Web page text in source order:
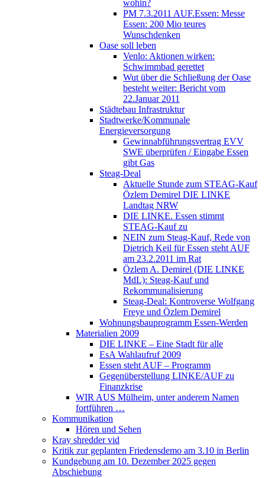
wohin?
PM 7.3.2011 AUF.Essen: Messe
Essen: 200 Mio teures
Wunschdenken
Oase soll leben
Venlo: Aktionen wirken:
Schwimmbad gerettet
Wut über die Schließung der Oase
besteht weiter: Bericht vom
22.Januar 2011
Städtebau Infrastruktur
Stadtwerke/Kommunale
Energieversorgung
Gewinnabführungsvertrag EVV
SWE überprüfen / Eingabe Essen
gibt Gas
Steag-Deal
Aktuelle Stunde zum STEAG-Kauf
Özlem Demirel DIE LINKE
Landtag NRW
DIE LINKE. Essen stimmt
STEAG-Kauf zu
NEIN zum Steag-Kauf, Rede von
Dietrich Keil für Essen steht AUF
am 23.2.2011 im Rat
Özlem A. Demirel (DIE LINKE
MdL): Steag-Kauf und
Rekommunalisierung
Steag-Deal: Kontroverse Wolfgang
Freye und Özlem Demirel
Wohnungsbauprogramm Essen-Werden
Materialien 2009
DIE LINKE – Eine Stadt für alle
EsA Wahlaufruf 2009
Essen steht AUF – Programm
Gegenüberstellung LINKE/AUF zu
Finanzkrise
WIR AUS Mülheim, unter anderem Namen
fortführen …
Kommunikation
Hören und Sehen
Kray shredder vid
Kritik zur geplanten Friedensdemo am 3.10 in Berlin
Kundgebung am 10. Dezember 2025 gegen
Abschiebung